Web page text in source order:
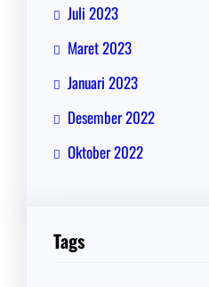
Juli 2023
Maret 2023
Januari 2023
Desember 2022
Oktober 2022
Tags